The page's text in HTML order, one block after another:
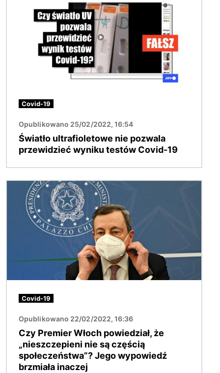
Covid-19
Opublikowano 25/02/2022, 16:54
Światło ultrafioletowe nie pozwala
przewidzieć wyniku testów Covid-19
Obraz
Covid-19
Opublikowano 22/02/2022, 16:36
Czy Premier Włoch powiedział, że
„nieszczepieni nie są częścią
społeczeństwa”? Jego wypowiedź
brzmiała inaczej